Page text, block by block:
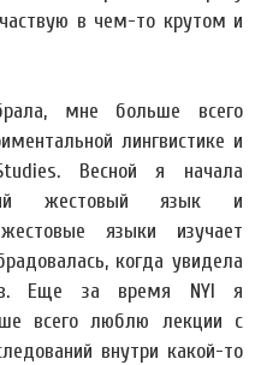
в чем-то крутом и
мне больше всего
лингвистике и
Весной я начала
жестовый язык и
языки изучает
когда увидела
Еще за время NYI я
всего люблю лекции с
внутри какой-то